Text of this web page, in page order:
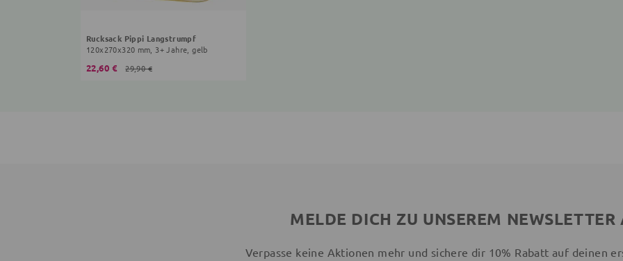
Rucksack Pippi Langstrumpf
120x270x320 mm, 3+ Jahre, gelb
22,60 € 29,90 €
MELDE DICH ZU UNSEREM NEWSLETTER
Verpasse keine Aktionen mehr und sichere dir 10% Rabatt auf deinen